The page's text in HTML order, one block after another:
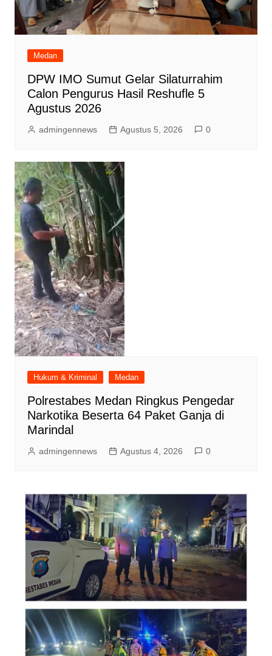
Medan
DPW IMO Sumut Gelar Silaturrahim
Calon Pengurus Hasil Reshufle 5
Agustus 2026
admingennews Agustus 5, 2026 0
Hukum & Kriminal Medan
Polrestabes Medan Ringkus Pengedar
Narkotika Beserta 64 Paket Ganja di
Marindal
admingennews Agustus 4, 2026 0